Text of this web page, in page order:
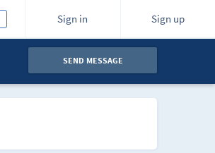
Sign in Sign up
SEND MESSAGE